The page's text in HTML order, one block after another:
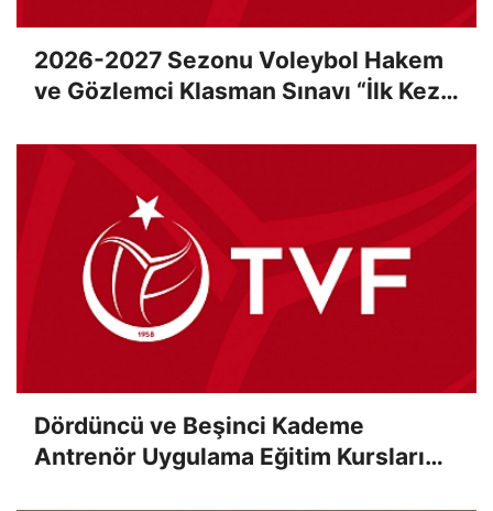
2026-2027 Sezonu Voleybol Hakem
ve Gözlemci Klasman Sınavı “İlk Kez”
Dördüncü ve Beşinci Kademe
Antrenör Uygulama Eğitim Kursları